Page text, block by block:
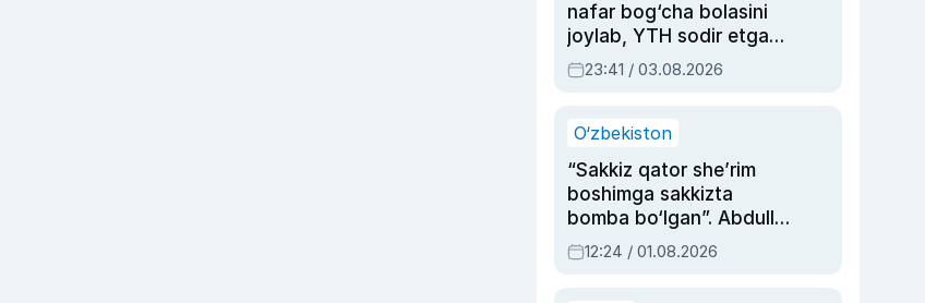
nafar bog‘cha bolasini
joylab, YTH sodir etgan
ayolga sud hukmi o‘qildi
23:41 / 03.08.2026
O‘zbekiston
“Sakkiz qator she’rim
boshimga sakkizta
bomba bo‘lgan”. Abdulla
Oripovni siyosiy
ayblovlardan asrab
12:24 / 01.08.2026